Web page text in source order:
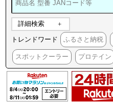
詳細検索
トレンドワード ふるさと納税
スポットクーラー プロテイン